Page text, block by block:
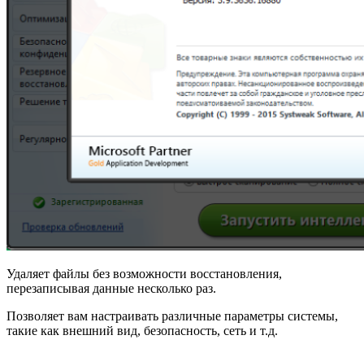
Удаляет файлы без возможности восстановления,
перезаписывая данные несколько раз.
Позволяет вам настраивать различные параметры системы,
такие как внешний вид, безопасность, сеть и т.д.